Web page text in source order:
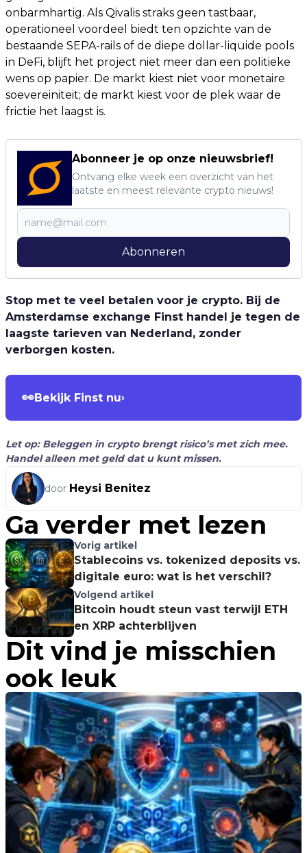
onbarmhartig. Als Qivalis straks geen tastbaar,
operationeel voordeel biedt ten opzichte van de
bestaande SEPA-rails of de diepe dollar-liquide pools
in DeFi, blijft het project niet meer dan een politieke
wens op papier. De markt kiest niet voor monetaire
soevereiniteit; de markt kiest voor de plek waar de
frictie het laagst is.
Abonneer je op onze nieuwsbrief!
Ontvang elke week een overzicht van het
laatste en meest relevante crypto nieuws!
Abonneren
Stop met te veel betalen voor je crypto. Bij de
Amsterdamse exchange Finst handel je tegen de
laagste tarieven van Nederland, zonder
verborgen kosten.
👀Bekijk Finst nu›
Let op: Beleggen in crypto brengt risico’s met zich mee.
Handel alleen met geld dat u kunt missen.
door Heysi Benitez
Ga verder met lezen
Vorig artikel
Stablecoins vs. tokenized deposits vs.
digitale euro: wat is het verschil?
Volgend artikel
Bitcoin houdt steun vast terwijl ETH
en XRP achterblijven
Dit vind je misschien
ook leuk